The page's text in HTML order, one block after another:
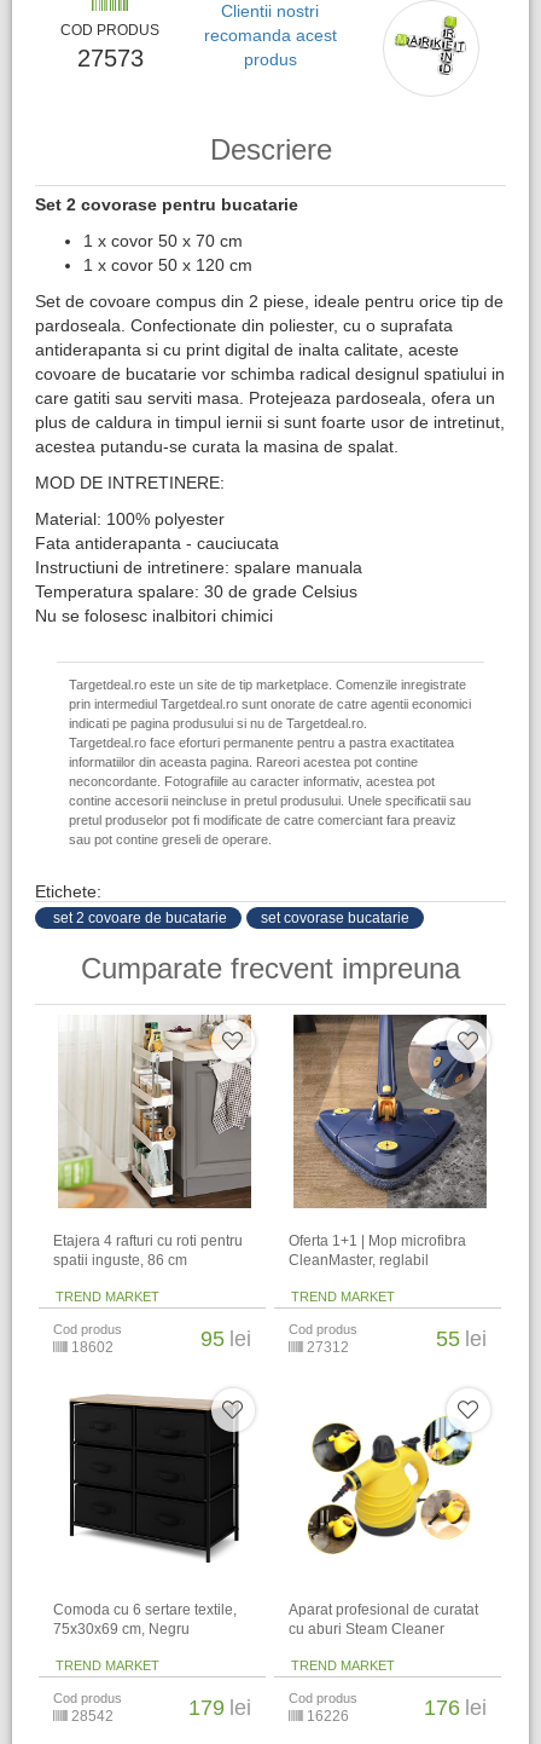
COD PRODUS
27573
Clientii nostri
recomanda acest
produs
Descriere
Set 2 covorase pentru bucatarie
1 x covor 50 x 70 cm
1 x covor 50 x 120 cm
Set de covoare compus din 2 piese, ideale pentru orice tip de
pardoseala. Confectionate din poliester, cu o suprafata
antiderapanta si cu print digital de inalta calitate, aceste
covoare de bucatarie vor schimba radical designul spatiului in
care gatiti sau serviti masa. Protejeaza pardoseala, ofera un
plus de caldura in timpul iernii si sunt foarte usor de intretinut,
acestea putandu-se curata la masina de spalat.
MOD DE INTRETINERE:
Material: 100% polyester
Fata antiderapanta - cauciucata
Instructiuni de intretinere: spalare manuala
Temperatura spalare: 30 de grade Celsius
Nu se folosesc inalbitori chimici
Targetdeal.ro este un site de tip marketplace. Comenzile inregistrate
prin intermediul Targetdeal.ro sunt onorate de catre agentii economici
indicati pe pagina produsului si nu de Targetdeal.ro.
Targetdeal.ro face eforturi permanente pentru a pastra exactitatea
informatiilor din aceasta pagina. Rareori acestea pot contine
neconcordante. Fotografiile au caracter informativ, acestea pot
contine accesorii neincluse in pretul produsului. Unele specificatii sau
pretul produselor pot fi modificate de catre comerciant fara preaviz
sau pot contine greseli de operare.
Etichete:
​ set 2 covoare de bucatarie set covorase bucatarie
Cumparate frecvent impreuna
Etajera 4 rafturi cu roti pentru
spatii inguste, 86 cm
TREND MARKET
Cod produs
18602 95 lei
Oferta 1+1 | Mop microfibra
CleanMaster, reglabil
TREND MARKET
Cod produs
27312 55 lei
Comoda cu 6 sertare textile,
75x30x69 cm, Negru
TREND MARKET
Cod produs
28542 179 lei
Aparat profesional de curatat
cu aburi Steam Cleaner
TREND MARKET
Cod produs
16226 176 lei